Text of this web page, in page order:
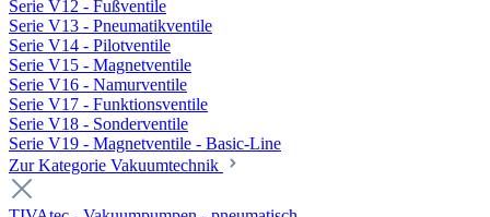
Serie V12 - Fußventile
Serie V13 - Pneumatikventile
Serie V14 - Pilotventile
Serie V15 - Magnetventile
Serie V16 - Namurventile
Serie V17 - Funktionsventile
Serie V18 - Sonderventile
Serie V19 - Magnetventile - Basic-Line
Zur Kategorie Vakuumtechnik